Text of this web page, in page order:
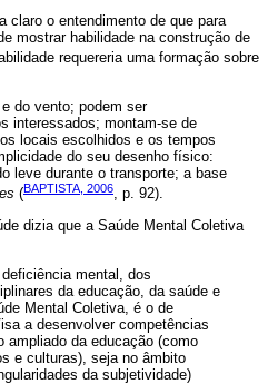
claro o entendimento de que para
mostrar habilidade na construção de
requereria uma formação sobre
do vento; podem ser
interessados; montam-se de
locais escolhidos e os tempos
do seu desenho físico:
leve durante o transporte; a base
(BAPTISTA, 2006, p. 92).
dizia que a Saúde Mental Coletiva
mental, dos
da educação, da saúde e
Mental Coletiva, é o de
a desenvolver competências
da educação (como
e culturas), seja no âmbito
da subjetividade)